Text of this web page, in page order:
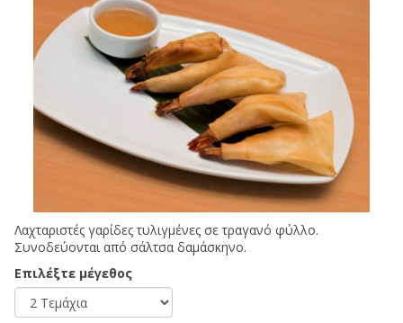
Λαχταριστές γαρίδες τυλιγμένες σε τραγανό φύλλο.
Συνοδεύονται από σάλτσα δαμάσκηνο.
Επιλέξτε μέγεθος